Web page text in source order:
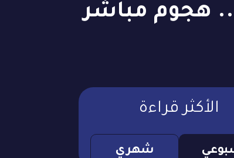
إسرائيل استمر 5 ساعات.. هجوم مباشر
الأكثر قراءة
شهري